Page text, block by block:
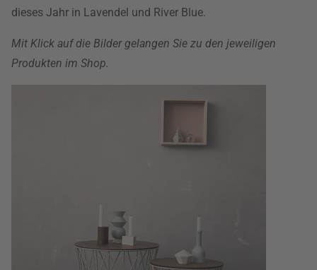
dieses Jahr in Lavendel und River Blue.
Mit Klick auf die Bilder gelangen Sie zu den jeweiligen
Produkten im Shop.